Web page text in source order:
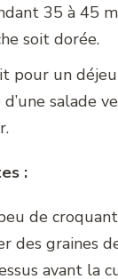
35 à 45
soit dorée.
pour un
salade
:
de
des graines
avant la